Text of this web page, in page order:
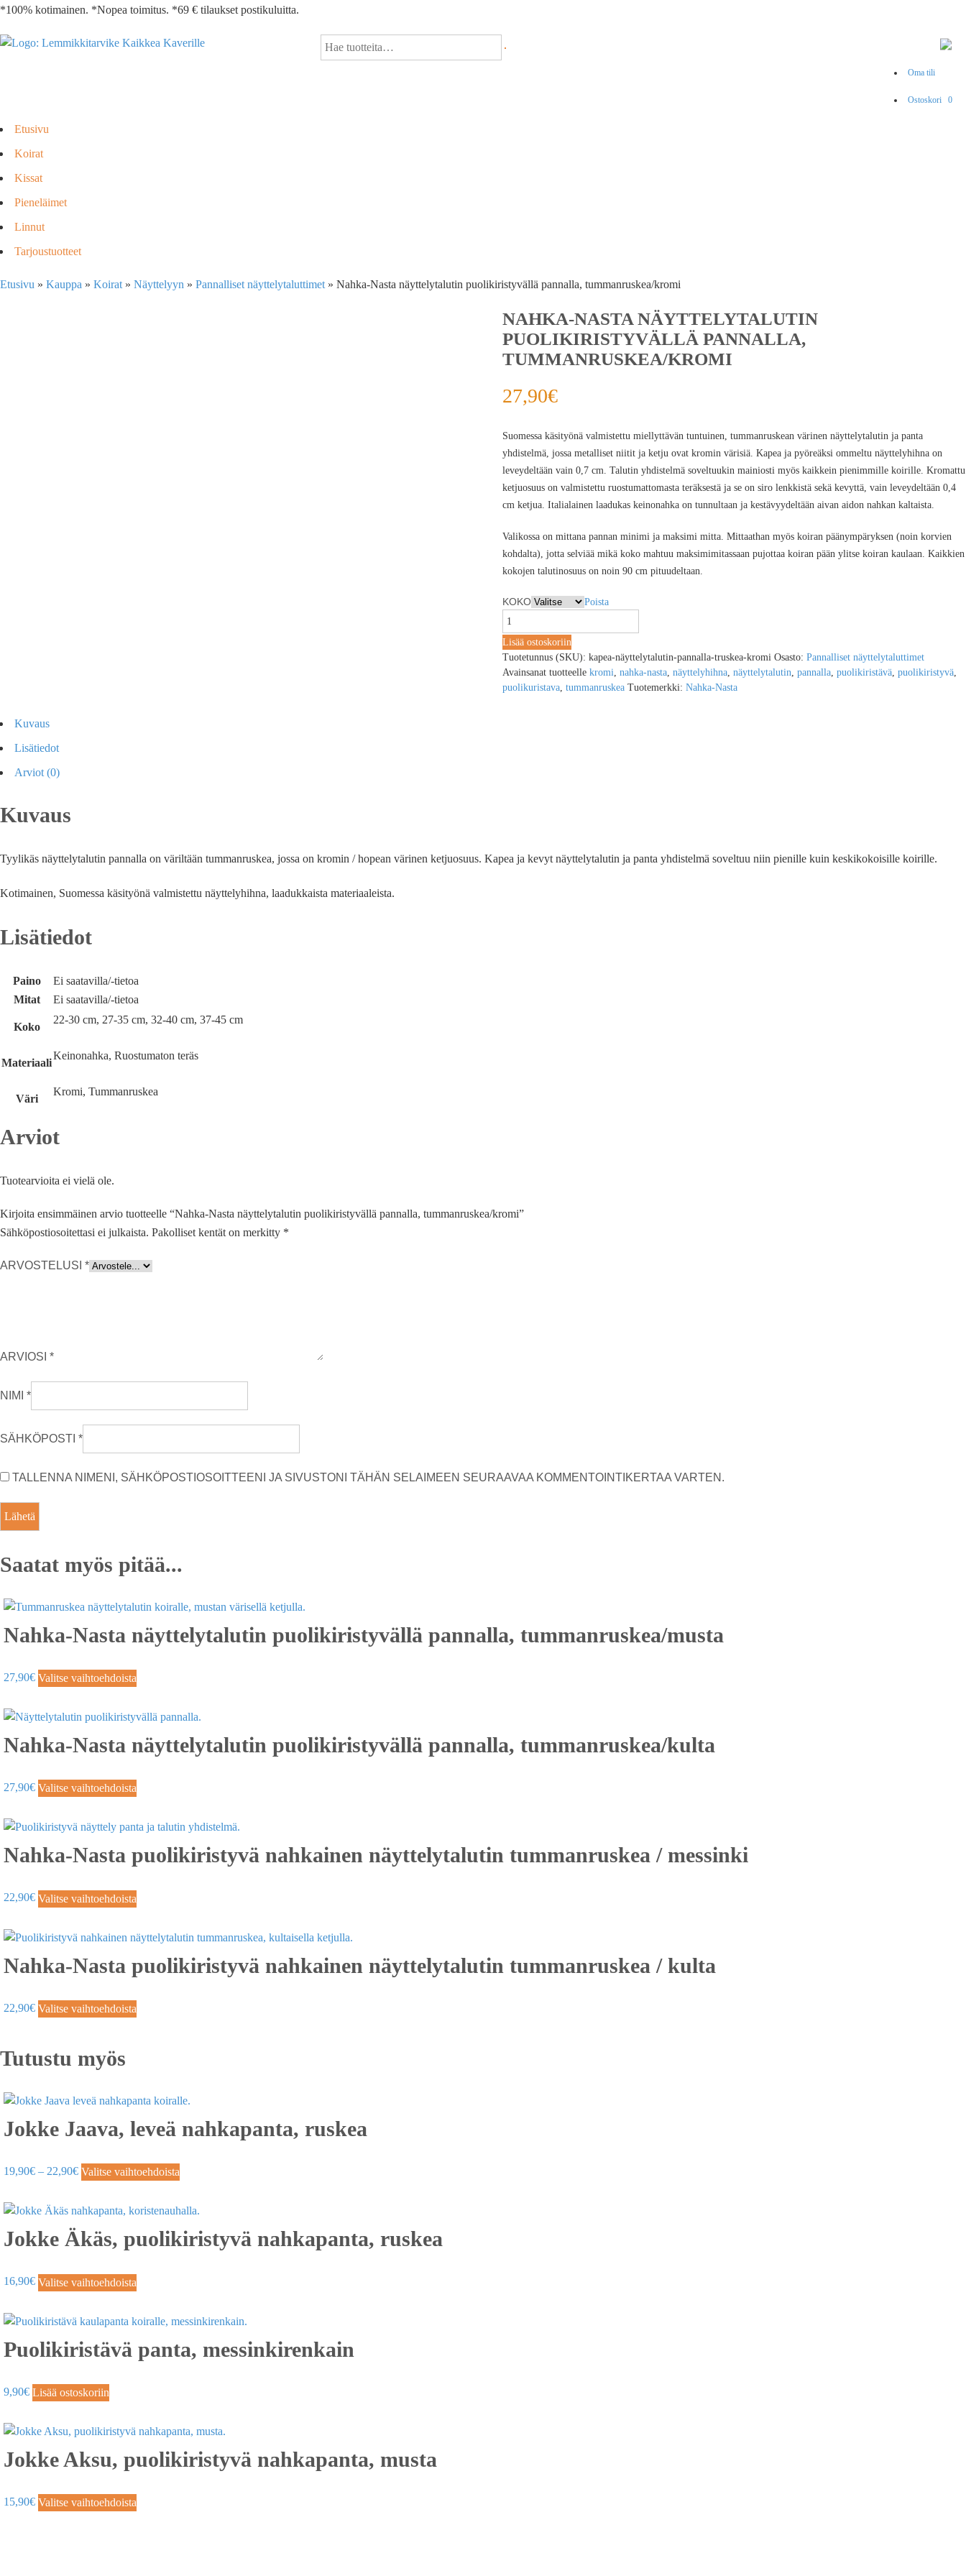
*100% kotimainen. *Nopea toimitus. *69 € tilaukset postikuluitta.
Oma tili
Ostoskori 0
Etusivu
Koirat
Kissat
Pieneläimet
Linnut
Tarjoustuotteet
Etusivu » Kauppa » Koirat » Näyttelyyn » Pannalliset näyttelytaluttimet » Nahka-Nasta näyttelytalutin puolikiristyvällä pannalla, tummanruskea/kromi
NAHKA-NASTA NÄYTTELYTALUTIN
PUOLIKIRISTYVÄLLÄ PANNALLA,
TUMMANRUSKEA/KROMI
27,90€
Suomessa käsityönä valmistettu miellyttävän tuntuinen, tummanruskean värinen näyttelytalutin ja panta
yhdistelmä, jossa metalliset niitit ja ketju ovat kromin värisiä. Kapea ja pyöreäksi ommeltu näyttelyhihna on
leveydeltään vain 0,7 cm. Talutin yhdistelmä soveltuukin mainiosti myös kaikkein pienimmille koirille. Kromattu
ketjuosuus on valmistettu ruostumattomasta teräksestä ja se on siro lenkkistä sekä kevyttä, vain leveydeltään 0,4
cm ketjua. Italialainen laadukas keinonahka on tunnultaan ja kestävyydeltään aivan aidon nahkan kaltaista.
Valikossa on mittana pannan minimi ja maksimi mitta. Mittaathan myös koiran päänympäryksen (noin korvien
kohdalta), jotta selviää mikä koko mahtuu maksimimitassaan pujottaa koiran pään ylitse koiran kaulaan. Kaikkien
kokojen talutinosuus on noin 90 cm pituudeltaan.
KOKO Poista
Lisää ostoskoriin
Tuotetunnus (SKU): kapea-näyttelytalutin-pannalla-truskea-kromi Osasto: Pannalliset näyttelytaluttimet
Avainsanat tuotteelle kromi nahka-nasta, näyttelyhihna, näyttelytalutin pannalla, puolikiristävä, puolikiristyvä,
puolikuristava, tummanruskea Tuotemerkki: Nahka-Nasta
Kuvaus
Lisätiedot
Arviot (0)
Kuvaus
Tyylikäs näyttelytalutin pannalla on väriltään tummanruskea, jossa on kromin / hopean värinen ketjuosuus. Kapea ja kevyt näyttelytalutin ja panta yhdistelmä soveltuu niin pienille kuin keskikokoisille koirille.
Kotimainen, Suomessa käsityönä valmistettu näyttelyhihna, laadukkaista materiaaleista.
Lisätiedot
Paino
Ei saatavilla/-tietoa
Mitat
Ei saatavilla/-tietoa
Koko
22-30 cm, 27-35 cm, 32-40 cm, 37-45 cm
Materiaali
Keinonahka, Ruostumaton teräs
Väri
Kromi, Tummanruskea
Arviot
Tuotearvioita ei vielä ole.
Kirjoita ensimmäinen arvio tuotteelle “Nahka-Nasta näyttelytalutin puolikiristyvällä pannalla, tummanruskea/kromi”
Sähköpostiosoitettasi ei julkaista. Pakolliset kentät on merkitty *
ARVOSTELUSI *
ARVIOSI *
NIMI *
SÄHKÖPOSTI *
TALLENNA NIMENI, SÄHKÖPOSTIOSOITTEENI JA SIVUSTONI TÄHÄN SELAIMEEN SEURAAVAA KOMMENTOINTIKERTAA VARTEN.
Saatat myös pitää...
Nahka-Nasta näyttelytalutin puolikiristyvällä pannalla, tummanruskea/musta
27,90€ Valitse vaihtoehdoista
Nahka-Nasta näyttelytalutin puolikiristyvällä pannalla, tummanruskea/kulta
27,90€ Valitse vaihtoehdoista
Nahka-Nasta puolikiristyvä nahkainen näyttelytalutin tummanruskea / messinki
22,90€ Valitse vaihtoehdoista
Nahka-Nasta puolikiristyvä nahkainen näyttelytalutin tummanruskea / kulta
22,90€ Valitse vaihtoehdoista
Tutustu myös
Jokke Jaava, leveä nahkapanta, ruskea
19,90€ – 22,90€ Valitse vaihtoehdoista
Jokke Äkäs, puolikiristyvä nahkapanta, ruskea
16,90€ Valitse vaihtoehdoista
Puolikiristävä panta, messinkirenkain
9,90€ Lisää ostoskoriin
Jokke Aksu, puolikiristyvä nahkapanta, musta
15,90€ Valitse vaihtoehdoista